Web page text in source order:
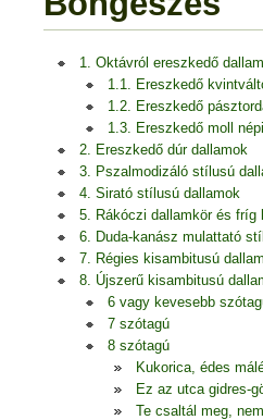
1. Oktávról ereszkedő
1.1. Ereszkedő
1.2. Ereszkedő
1.3. Ereszkedő moll
2. Ereszkedő dúr dallamok
3. Pszalmodizáló stílusú
4. Sirató stílusú dallamok
5. Rákóczi dallamkör és fríg
6. Duda-kanász mulattató
7. Régies kisambitusú
8. Újszerű kisambitusú
6 vagy kevesebb
7 szótagú
8 szótagú
Kukorica, édes
Ez az utca gidres-
Te csaltál meg,